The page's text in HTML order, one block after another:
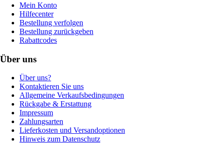
Mein Konto
Hilfecenter
Bestellung verfolgen
Bestellung zurückgeben
Rabattcodes
Über uns
Über uns?
Kontaktieren Sie uns
Allgemeine Verkaufsbedingungen
Rückgabe & Erstattung
Impressum
Zahlungsarten
Lieferkosten und Versandoptionen
Hinweis zum Datenschutz